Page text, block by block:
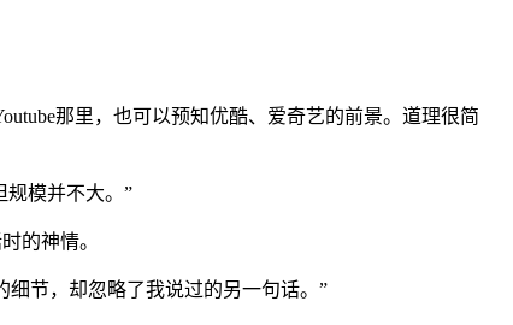
那里，也可以预知优酷、爱奇艺的前景。道理很简
规模并不大。”
的神情。
节，却忽略了我说过的另一句话。”